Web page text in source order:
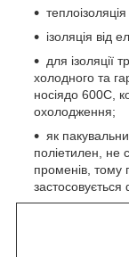
ізоляція від
для ізоляції
холодного та
носіядо 600С,
охолодження;
як
поліетилен, не
променів, тому